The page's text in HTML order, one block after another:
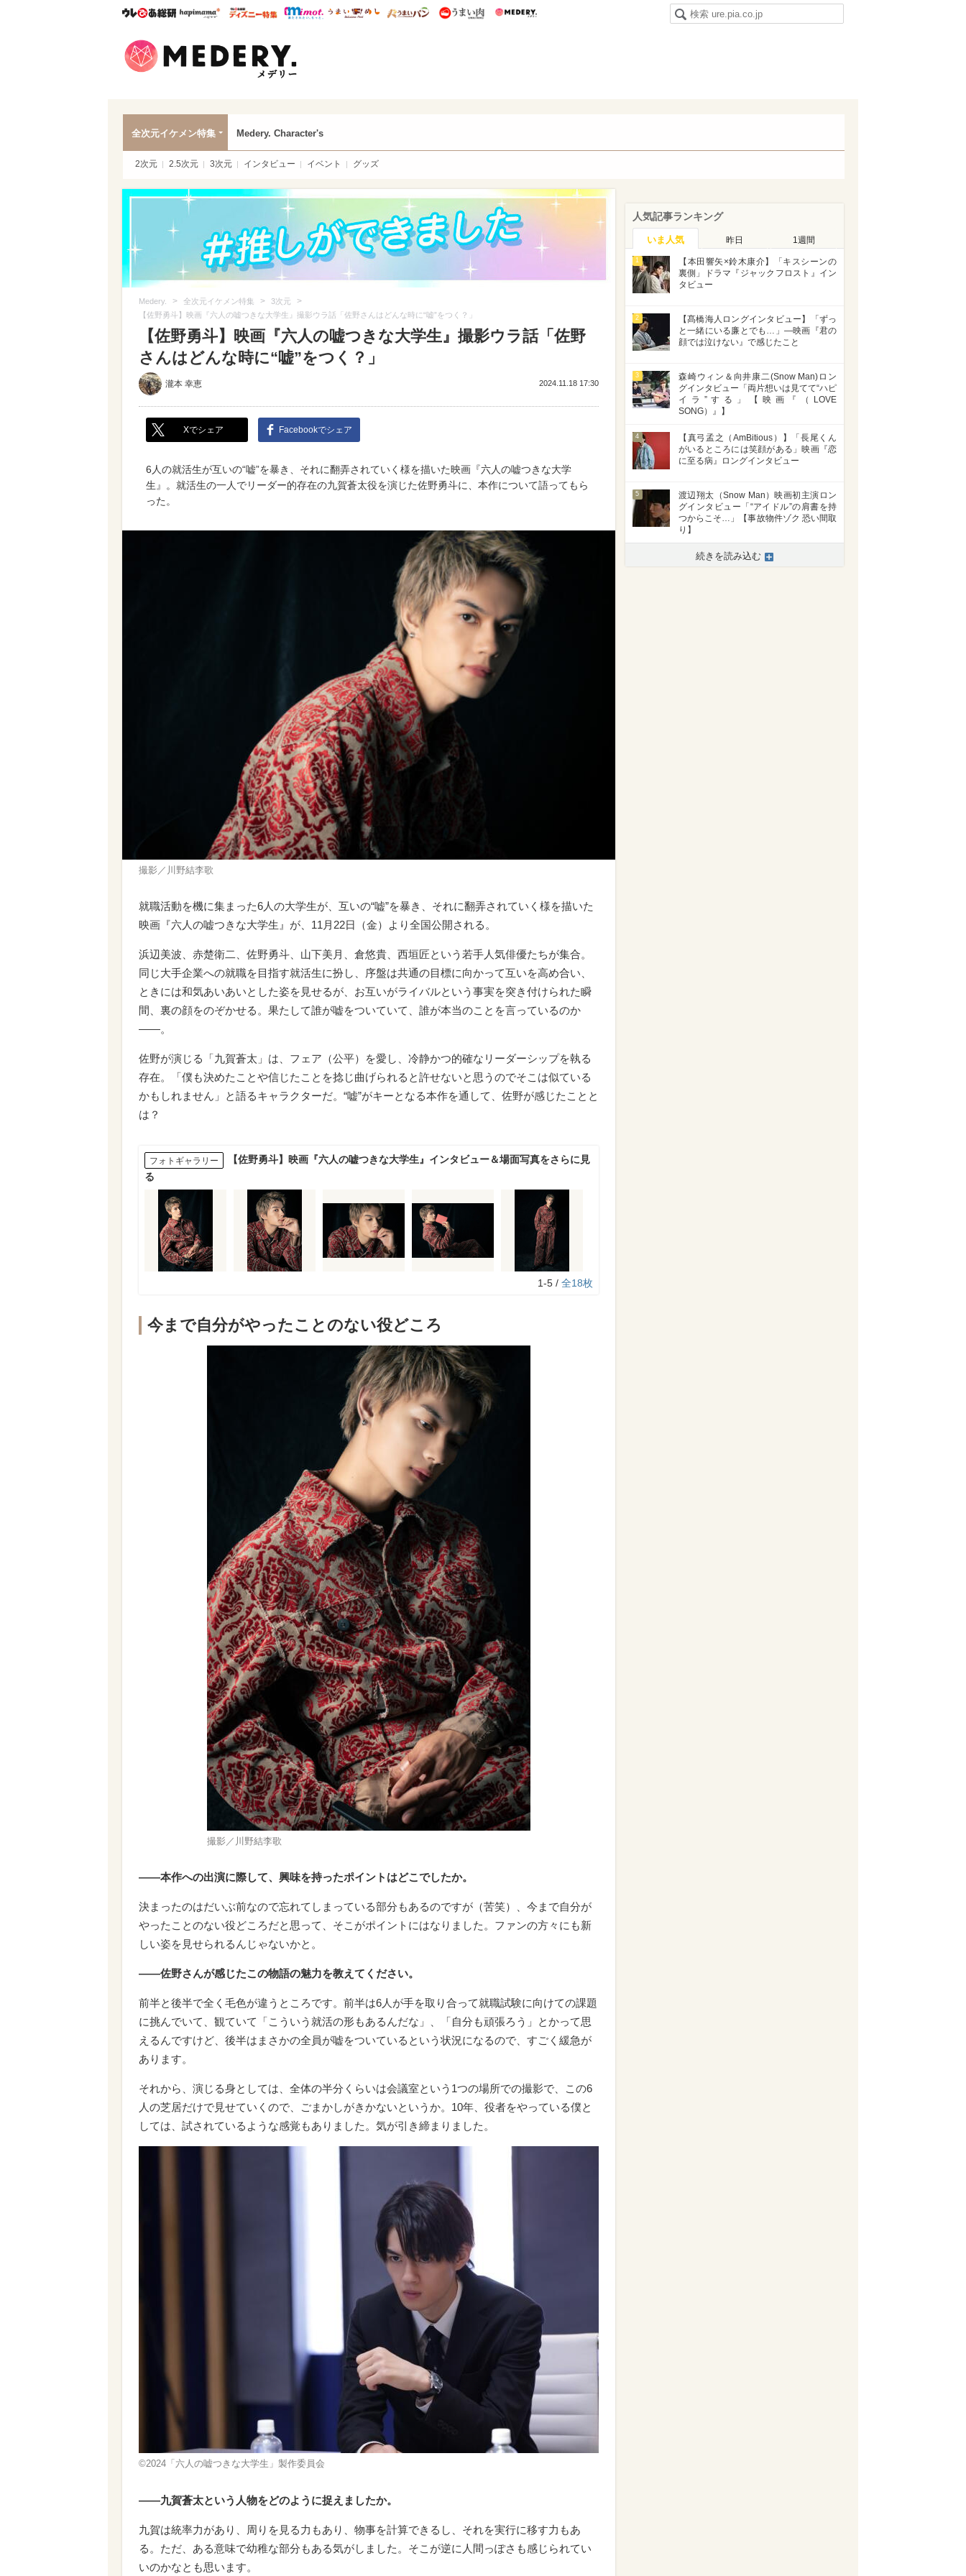
ウレぴあ総研ハピママ* ウレぴあ総研 ディズニー特集
mimot. うまいめし うまいパン うまい肉
全次元イケメン特集 Medery. Character's
2次元 2.5次元 3次元 インタビュー イベント グッズ
Medery. > 全次元イケメン特集 > 3次元 >
【佐野勇斗】映画『六人の嘘つきな大学生』撮影ウラ話「佐野さんはどんな時に“嘘”をつく？」
【佐野勇斗】映画『六人の嘘つきな大学生』撮影ウラ話「佐野
さんはどんな時に“嘘”をつく？」
瀧本 幸恵 2024.11.18 17:30
Xでシェア Facebookでシェア
6人の就活生が互いの“嘘”を暴き、それに翻弄されていく様を描いた映画『六人の嘘つきな大学
生』。就活生の一人でリーダー的存在の九賀蒼太役を演じた佐野勇斗に、本作について語ってもら
った。
撮影／川野結李歌
就職活動を機に集まった6人の大学生が、互いの“嘘”を暴き、それに翻弄されていく様を描いた
映画『六人の嘘つきな大学生』が、11月22日（金）より全国公開される。
浜辺美波、赤楚衛二、佐野勇斗、山下美月、倉悠貴、西垣匠という若手人気俳優たちが集合。
同じ大手企業への就職を目指す就活生に扮し、序盤は共通の目標に向かって互いを高め合い、
ときには和気あいあいとした姿を見せるが、お互いがライバルという事実を突き付けられた瞬
間、裏の顔をのぞかせる。果たして誰が嘘をついていて、誰が本当のことを言っているのか
――。
佐野が演じる「九賀蒼太」は、フェア（公平）を愛し、冷静かつ的確なリーダーシップを執る
存在。「僕も決めたことや信じたことを捻じ曲げられると許せないと思うのでそこは似ている
かもしれません」と語るキャラクターだ。“嘘”がキーとなる本作を通して、佐野が感じたことと
は？
フォトギャラリー
【佐野勇斗】映画『六人の嘘つきな大学生』インタビュー＆場面写真をさらに見
る
1-5 / 全18枚
今まで自分がやったことのない役どころ
撮影／川野結李歌
――本作への出演に際して、興味を持ったポイントはどこでしたか。
決まったのはだいぶ前なので忘れてしまっている部分もあるのですが（苦笑）、今まで自分が
やったことのない役どころだと思って、そこがポイントにはなりました。ファンの方々にも新
しい姿を見せられるんじゃないかと。
――佐野さんが感じたこの物語の魅力を教えてください。
前半と後半で全く毛色が違うところです。前半は6人が手を取り合って就職試験に向けての課題
に挑んでいて、観ていて「こういう就活の形もあるんだな」、「自分も頑張ろう」とかって思
えるんですけど、後半はまさかの全員が嘘をついているという状況になるので、すごく緩急が
あります。
それから、演じる身としては、全体の半分くらいは会議室という1つの場所での撮影で、この6
人の芝居だけで見せていくので、ごまかしがきかないというか。10年、役者をやっている僕と
しては、試されているような感覚もありました。気が引き締まりました。
©2024「六人の嘘つきな大学生」製作委員会
――九賀蒼太という人物をどのように捉えましたか。
九賀は統率力があり、周りを見る力もあり、物事を計算できるし、それを実行に移す力もあ
る。ただ、ある意味で幼稚な部分もある気がしました。そこが逆に人間っぽさも感じられてい
いのかなとも思います。
人気記事ランキング
いま人気 昨日 1週間
1
【本田響矢×鈴木康介】「キスシーンの
裏側」ドラマ『ジャックフロスト』イン
タビュー
2
【髙橋海人ロングインタビュー】「ずっ
と一緒にいる廉とでも…」―映画『君の
顔では泣けない』で感じたこと
3
森崎ウィン＆向井康二(Snow Man)ロン
グインタビュー「両片想いは見てて“ハピ
イラ”する」【映画『（LOVE
SONG）』】
4
【真弓孟之（AmBitious）】「長尾くん
がいるところには笑顔がある」映画『恋
に至る病』ロングインタビュー
5
渡辺翔太（Snow Man）映画初主演ロン
グインタビュー「“アイドル”の肩書を持
つからこそ…」【事故物件ゾク 恐い間取
り】
続きを読み込む